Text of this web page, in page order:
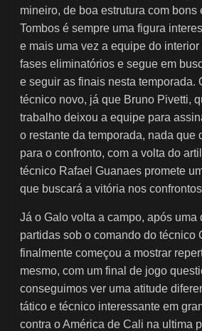
mineiro, de boa estrutura com
Tombos é sempre uma figura
e mais uma vez a equipe do
fases eliminatórios e segue em
e seguir as finais nesta temporada.
técnico novo, já que Bruno Pivetti,
trabalho deixou a equipe para
o restante da temporada, nada que
para o confronto, com a volta do
técnico Rafael Guanaes promete
que buscará a vitória nos
Já o Galo volta a campo, após uma
partidas sob o comando do técnico
finalmente começou a mostrar
mesmo, com um final de jogo
conseguimos ver uma atitude
tático e técnico interessante em
contra o América de Cali na ultima